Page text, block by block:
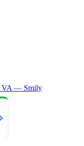
VA — Smily